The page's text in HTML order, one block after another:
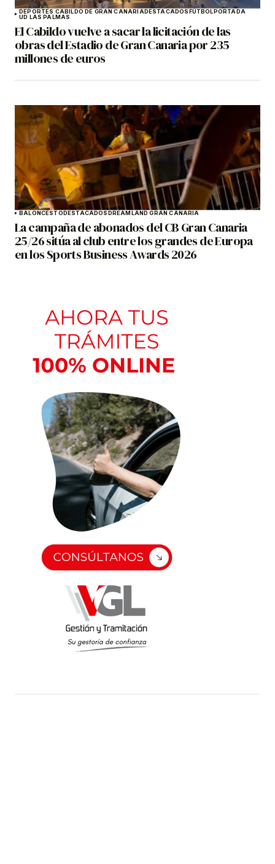
DEPORTES CABILDO DE GRAN CANARIADESTACADOSFÚTBOLPORTADA
UD LAS PALMAS
El Cabildo vuelve a sacar la licitación de las
obras del Estadio de Gran Canaria por 235
millones de euros
BALONCESTODESTACADOSDREAMLAND GRAN CANARIA
La campaña de abonados del CB Gran Canaria
25/26 sitúa al club entre los grandes de Europa
en los Sports Business Awards 2026